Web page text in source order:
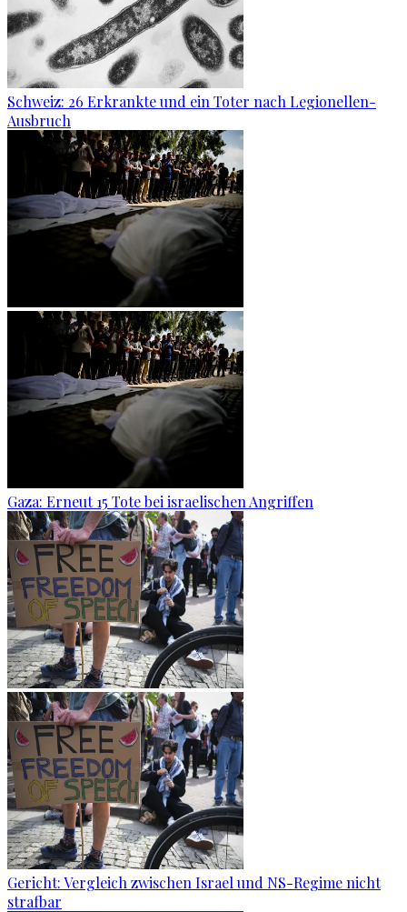
Schweiz: 26 Erkrankte und ein Toter nach Legionellen-
Ausbruch
Gaza: Erneut 15 Tote bei israelischen Angriffen
Gericht: Ver­gleich zwi­schen Is­ra­el und NS-Re­gime nicht
straf­bar